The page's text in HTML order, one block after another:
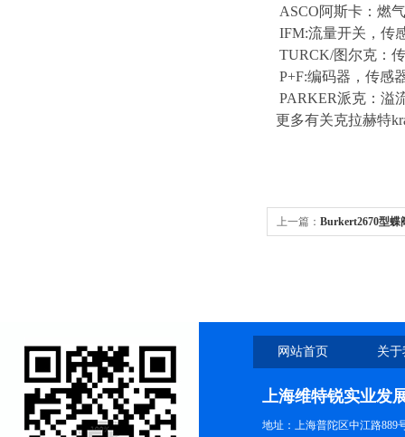
ASCO阿斯卡：燃
IFM:流量开关，传
TURCK/图尔克：
P+F:编码器，传感
PARKER派克：溢
更多有关克拉赫特
上一篇： Burkert2670型蝶
网站首页 关
上海维特锐实业发
地址：上海普陀区中江路889